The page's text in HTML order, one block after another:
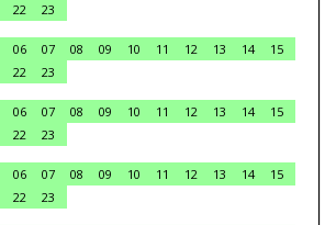
22
23
06 07 08 09 10 11 12 13 14
15
22
23
06 07 08 09 10 11 12 13 14
15
22
23
06 07 08 09 10 11 12 13 14
15
22
23